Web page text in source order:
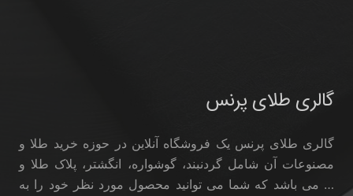
گالری طلای پرنس
گالری طلای پرنس یک فروشگاه آنلاین در حوزه خرید طلا و
مصنوعات آن شامل گردنبند، گوشواره، انگشتر، پلاک طلا و
… می باشد که شما می توانید محصول مورد نظر خود را به